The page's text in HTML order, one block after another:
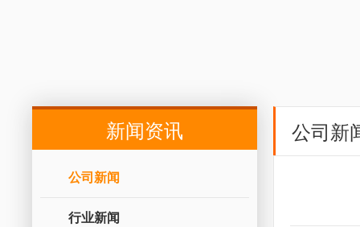
新闻资讯
公司新闻
行业新闻
公司新